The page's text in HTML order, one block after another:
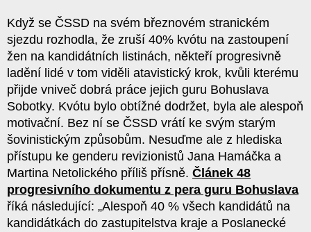
Když se ČSSD na svém březnovém stranickém
sjezdu rozhodla, že zruší 40% kvótu na zastoupení
žen na kandidátních listinách, někteří progresivně
ladění lidé v tom viděli atavistický krok, kvůli kterému
přijde vniveč dobrá práce jejich guru Bohuslava
Sobotky. Kvótu bylo obtížné dodržet, byla ale alespoň
motivační. Bez ní se ČSSD vrátí ke svým starým
šovinistickým způsobům. Nesuďme ale z hlediska
přístupu ke genderu revizionistů Jana Hamáčka a
Martina Netolického příliš přísně. Článek 48
progresivního dokumentu z pera guru Bohuslava
říká následující: „Alespoň 40 % všech kandidátů na
kandidátkách do zastupitelstva kraje a Poslanecké